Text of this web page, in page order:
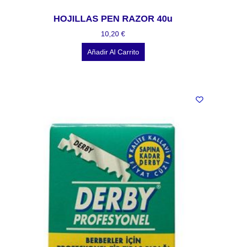
HOJILLAS PEN RAZOR 40u
10,20 €
Añadir Al Carrito